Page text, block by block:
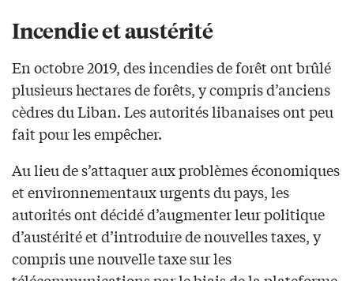
Incendie et austérité
En octobre 2019, des incendies de forêt ont brûlé
plusieurs hectares de forêts, y compris d’anciens
cèdres du Liban. Les autorités libanaises ont peu
fait pour les empêcher.
Au lieu de s’attaquer aux problèmes économiques
et environnementaux urgents du pays, les
autorités ont décidé d’augmenter leur politique
d’austérité et d’introduire de nouvelles taxes, y
compris une nouvelle taxe sur les